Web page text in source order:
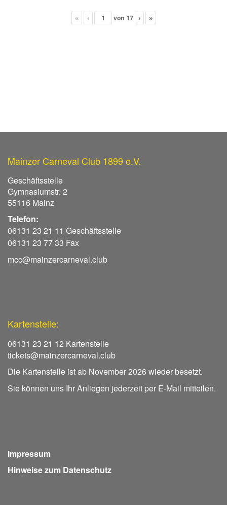
« ‹ von 17 › »
Mainzer Carneval Club 1899 e.V.
Geschäftsstelle
Gymnasiumstr. 2
55116 Mainz
Telefon:
06131 23 21 11 Geschäftsstelle
06131 23 77 33 Fax
mcc@mainzercarneval.club
Kartenstelle:
06131 23 21 12 Kartenstelle
tickets@mainzercarneval.club
Die Kartenstelle ist ab November 2026 wieder besetzt.
Sie können uns Ihr Anliegen jederzeit per E-Mail mitteilen.
Impressum
Hinweise zum Datenschutz